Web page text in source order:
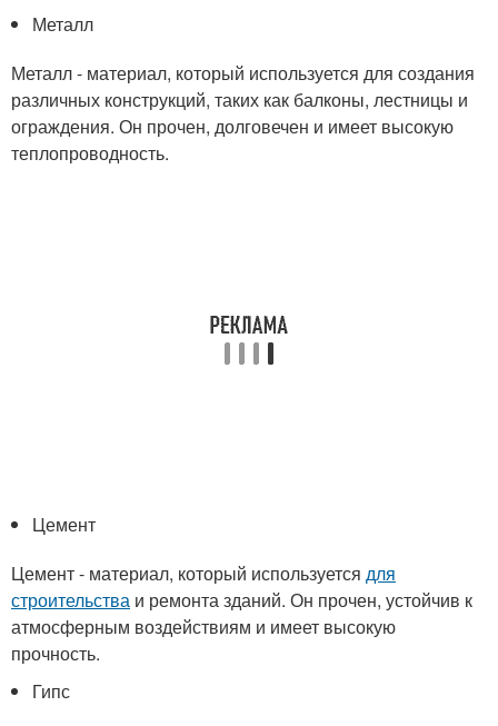
Металл
Металл - материал, который используется для создания
различных конструкций, таких как балконы, лестницы и
ограждения. Он прочен, долговечен и имеет высокую
теплопроводность.
Цемент
Цемент - материал, который используется для
строительства и ремонта зданий. Он прочен, устойчив к
атмосферным воздействиям и имеет высокую
прочность.
Гипс